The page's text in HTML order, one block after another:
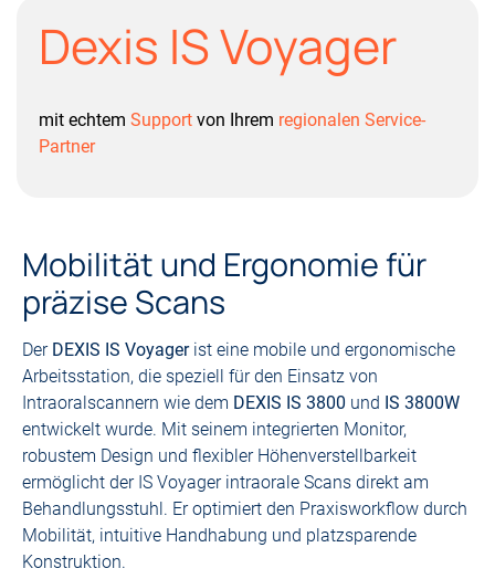
Dexis IS Voyager
mit echtem Support von Ihrem regionalen Service-
Partner
Mobilität und Ergonomie für
präzise Scans
Der DEXIS IS Voyagerist eine mobile und ergonomische
Arbeitsstation, die speziell für den Einsatz von
Intraoralscannern wie dem DEXIS IS 3800 und IS 3800W
entwickelt wurde. Mit seinem integrierten Monitor,
robustem Design und flexibler Höhenverstellbarkeit
ermöglicht der IS Voyager intraorale Scans direkt am
Behandlungsstuhl. Er optimiert den Praxisworkflow durch
Mobilität, intuitive Handhabung und platzsparende
Konstruktion.